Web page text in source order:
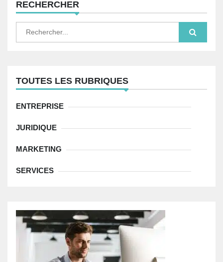
t
e
RECHERCHER
a
f
o
:
TOUTES LES RUBRIQUES
ENTREPRISE
JURIDIQUE
MARKETING
SERVICES